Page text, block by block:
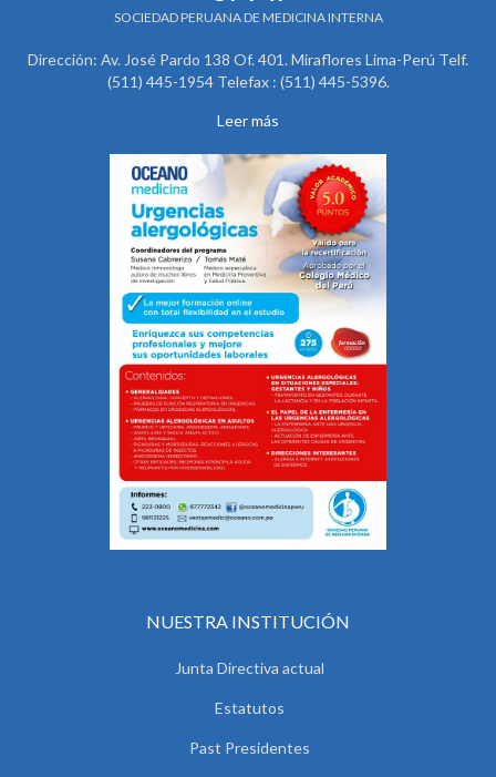
SOCIEDAD PERUANA DE MEDICINA INTERNA
Dirección: Av. José Pardo 138 Of. 401. Miraflores Lima-Perú Telf.
(511) 445-1954 Telefax : (511) 445-5396.
Leer más
NUESTRA INSTITUCIÓN
Junta Directiva actual
Estatutos
Past Presidentes